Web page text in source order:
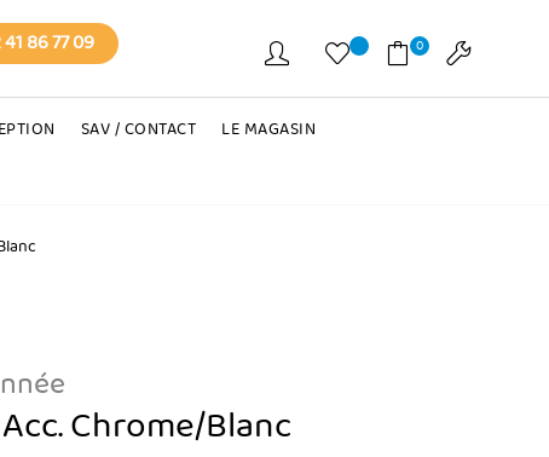
41 86 77 09 0
SAV / CONTACT LE MAGASIN
Chrome/Blanc